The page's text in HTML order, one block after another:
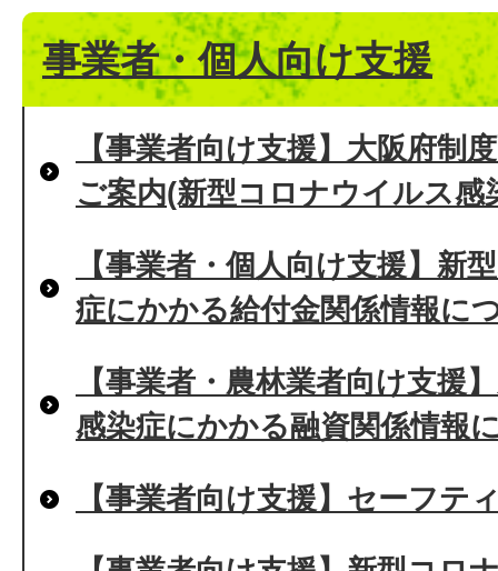
事業者・個人向け支援
【事業者向け支援】大阪府制
ご案内(新型コロナウイルス感
【事業者・個人向け支援】新
症にかかる給付金関係情報に
【事業者・農林業者向け支援
感染症にかかる融資関係情報
【事業者向け支援】セーフテ